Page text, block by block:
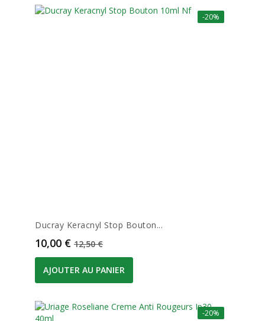
-20%
Ducray Keracnyl Stop Bouton...
Prix
10,00 € Prix de base
12,50 €
AJOUTER AU PANIER
-20%